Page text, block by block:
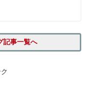
記事一覧へ